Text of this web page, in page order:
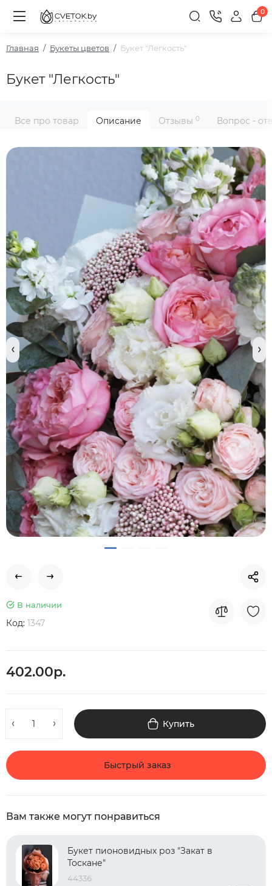
0
Главная Букеты цветов Букет "Легкость"
Букет "Легкость"
Все про товар Описание Отзывы 0 Вопрос -
В наличии
Код: 1347
402.00р.
Купить
Быстрый заказ
Вам также могут понравиться
Букет пионовидных роз "Закат в
Тоскане"
44336